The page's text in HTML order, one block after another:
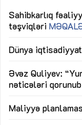
Sahibkarlıq
təşviqləri
Dünya
Əvəz Quliyev:
nəticələri qorunub
Maliyyə